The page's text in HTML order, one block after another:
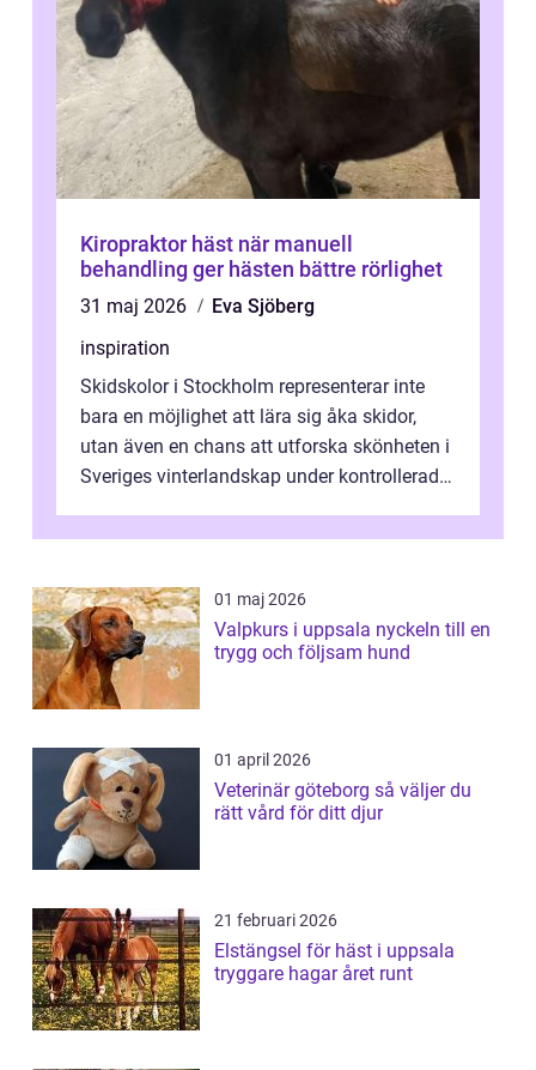
Kiropraktor häst när manuell
behandling ger hästen bättre rörlighet
31 maj 2026
Eva Sjöberg
inspiration
Skidskolor i Stockholm representerar inte
bara en möjlighet att lära sig åka skidor,
utan även en chans att utforska skönheten i
Sveriges vinterlandskap under kontrollerade
01 maj 2026
Valpkurs i uppsala nyckeln till en
trygg och följsam hund
01 april 2026
Veterinär göteborg så väljer du
rätt vård för ditt djur
21 februari 2026
Elstängsel för häst i uppsala
tryggare hagar året runt